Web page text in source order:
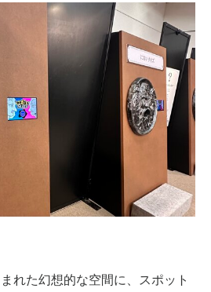
れた幻想的な空間に、スポット